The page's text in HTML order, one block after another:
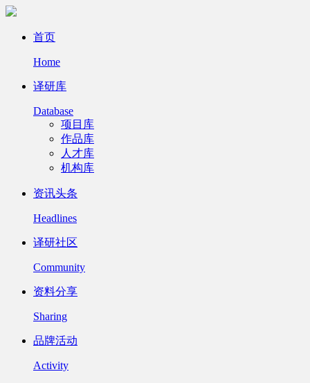
首页
Home
译研库
Database
项目库
作品库
人才库
机构库
资讯头条
Headlines
译研社区
Community
资料分享
Sharing
品牌活动
Activity